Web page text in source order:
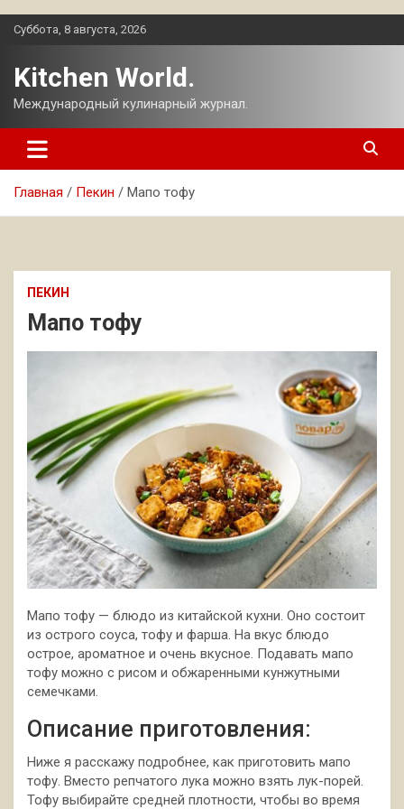
Перейти
Суббота, 8 августа, 2026
Kitchen World.
Международный кулинарный журнал.
Главная Пекин Мапо тофу
ПЕКИН
Мапо тофу
Мапо тофу — блюдо из китайской кухни. Оно состоит
из острого соуса, тофу и фарша. На вкус блюдо
острое, ароматное и очень вкусное. Подавать мапо
тофу можно с рисом и обжаренными кунжутными
семечками.
Описание приготовления:
Ниже я расскажу подробнее, как приготовить мапо
тофу. Вместо репчатого лука можно взять лук-порей.
Тофу выбирайте средней плотности, чтобы во время